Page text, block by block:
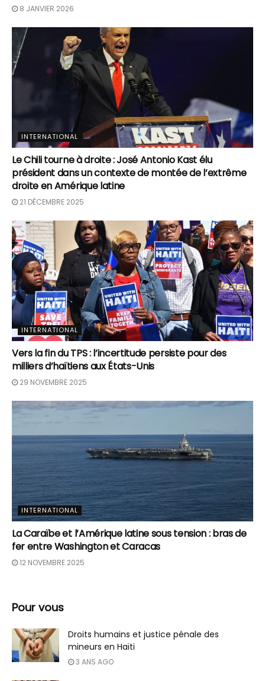
8 JANVIER 2026
INTERNATIONAL
Le Chili tourne à droite : José Antonio Kast élu
président dans un contexte de montée de l’extrême
droite en Amérique latine
21 DÉCEMBRE 2025
INTERNATIONAL
Vers la fin du TPS : l’incertitude persiste pour des
milliers d’haïtiens aux États-Unis
29 NOVEMBRE 2025
INTERNATIONAL
La Caraïbe et l’Amérique latine sous tension : bras de
fer entre Washington et Caracas
12 NOVEMBRE 2025
Pour vous
Droits humains et justice pénale des
mineurs en Haïti
3 ANS AGO